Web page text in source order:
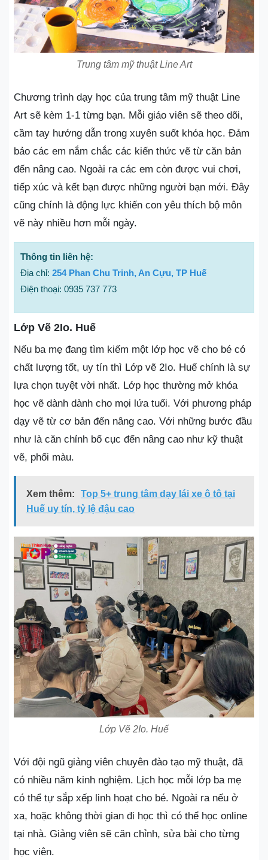
Trung tâm mỹ thuật Line Art
Chương trình dạy học của trung tâm mỹ thuật Line
Art sẽ kèm 1-1 từng bạn. Mỗi giáo viên sẽ theo dõi,
cầm tay hướng dẫn trong xuyên suốt khóa học. Đảm
bảo các em nắm chắc các kiến thức vẽ từ căn bản
đến nâng cao. Ngoài ra các em còn được vui chơi,
tiếp xúc và kết bạn được những người bạn mới. Đây
cũng chính là động lực khiến con yêu thích bộ môn
vẽ này nhiều hơn mỗi ngày.
Thông tin liên hệ:
Địa chỉ: 254 Phan Chu Trinh, An Cựu, TP Huế
Điện thoại: 0935 737 773
Lớp Vẽ 2Io. Huế
Nếu ba mẹ đang tìm kiếm một lớp học vẽ cho bé có
chất lượng tốt, uy tín thì Lớp vẽ 2Io. Huế chính là sự
lựa chọn tuyệt vời nhất. Lớp học thường mở khóa
học vẽ dành dành cho mọi lứa tuổi. Với phương pháp
dạy vẽ từ cơ bản đến nâng cao. Với những bước đầu
như là căn chỉnh bố cục đến nâng cao như kỹ thuật
vẽ, phối màu.
Xem thêm:
Top 5+ trung tâm dạy lái xe ô tô tại
Huế uy tín, tỷ lệ đậu cao
Lớp Vẽ 2Io. Huế
Với đội ngũ giảng viên chuyên đào tạo mỹ thuật, đã
có nhiều năm kinh nghiệm. Lịch học mỗi lớp ba mẹ
có thể tự sắp xếp linh hoạt cho bé. Ngoài ra nếu ở
xa, hoặc không thời gian đi học thì có thể học online
tại nhà. Giảng viên sẽ căn chỉnh, sửa bài cho từng
học viên.